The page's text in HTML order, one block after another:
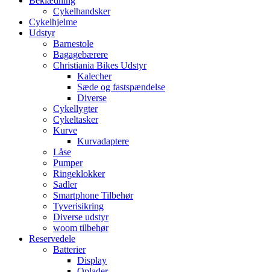
Cykelhandsker
Cykelhjelme
Udstyr
Barnestole
Bagagebærere
Christiania Bikes Udstyr
Kalecher
Sæde og fastspændelse
Diverse
Cykellygter
Cykeltasker
Kurve
Kurvadaptere
Låse
Pumper
Ringeklokker
Sadler
Smartphone Tilbehør
Tyverisikring
Diverse udstyr
woom tilbehør
Reservedele
Batterier
Display